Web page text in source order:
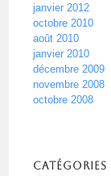
janvier 2012
octobre 2010
août 2010
janvier 2010
décembre 2009
novembre 2008
octobre 2008
Catégories